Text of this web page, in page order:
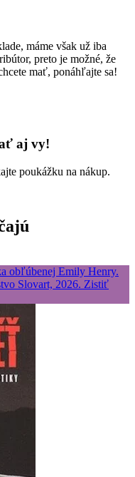
máme však už iba
preto je možné, že
mať, ponáhľajte sa!
aj vy!
poukážku na nákup.